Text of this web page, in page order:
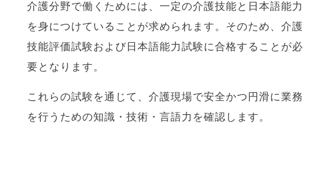
介護分野で働くためには、一定の介護技能と日本語能力
を身につけていることが求められます。そのため、介護
技能評価試験および日本語能力試験に合格することが必
要となります。
これらの試験を通じて、介護現場で安全かつ円滑に業務
を行うための知識・技術・言語力を確認します。